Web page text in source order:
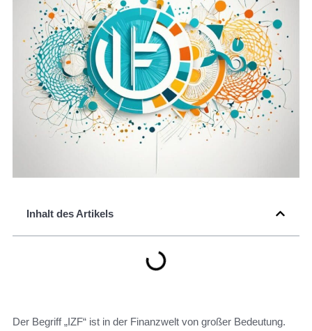
Inhalt des Artikels
Der Begriff „IZF“ ist in der Finanzwelt von großer Bedeutung.